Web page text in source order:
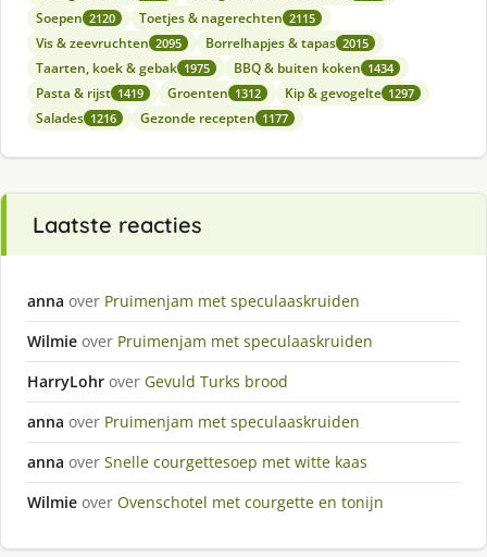
Soepen 2120 Toetjes & nagerechten 2115
Vis & zeevruchten 2095 Borrelhapjes & tapas 2015
Taarten, koek & gebak 1975 BBQ & buiten koken 1434
Pasta & rijst 1419 Groenten 1312 Kip & gevogelte 1297
Salades 1216 Gezonde recepten 1177
Laatste reacties
anna over Pruimenjam met speculaaskruiden
Wilmie over Pruimenjam met speculaaskruiden
HarryLohr over Gevuld Turks brood
anna over Pruimenjam met speculaaskruiden
anna over Snelle courgettesoep met witte kaas
Wilmie over Ovenschotel met courgette en tonijn